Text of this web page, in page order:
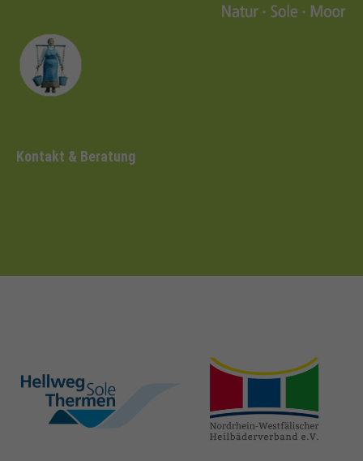
Kontakt & Beratung
hellweg-sole-
thermen.de
heilbaeder.de